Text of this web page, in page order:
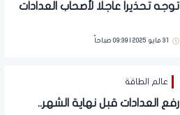
توجه تحذيرا عاجلا لأصحاب العدادات
31 مايو 2025 | 09:39 صباحاً
عالم الطاقة
رفع العدادات قبل نهاية الشهر..